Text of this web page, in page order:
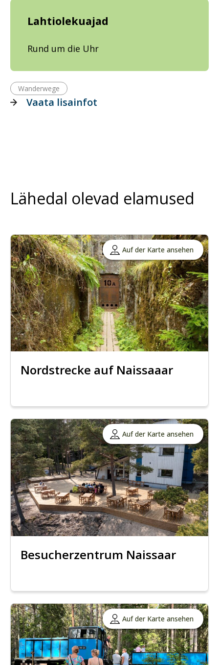
Lahtiolekuajad
Rund um die Uhr
Wanderwege
Vaata lisainfot
Lähedal olevad elamused
Auf der Karte ansehen
Nordstrecke auf Naissaaar
Auf der Karte ansehen
Besucherzentrum Naissaar
Auf der Karte ansehen